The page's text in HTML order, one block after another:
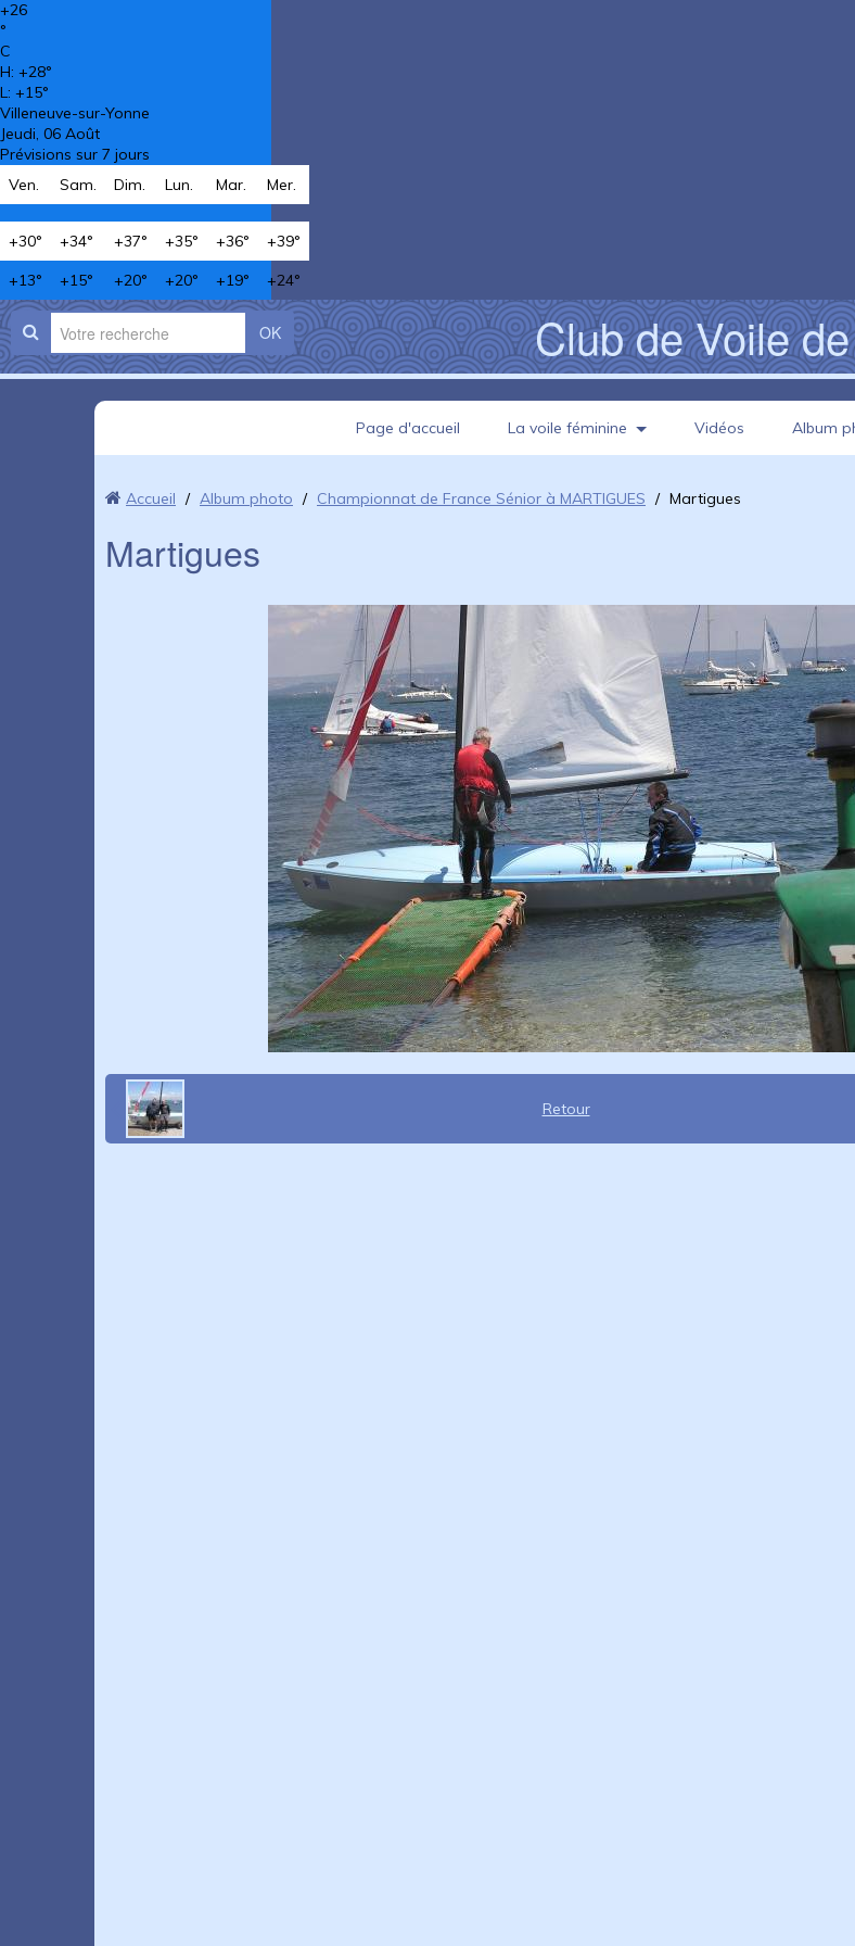
+26
°
C
H: +28°
L: +15°
Villeneuve-sur-Yonne
Jeudi, 06 Août
Prévisions sur 7 jours
Ven.
Sam. Dim. Lun. Mar. Mer.
+30° +34° +37° +35° +36° +39°
+13° +15° +20° +20° +19° +24°
OK Club de Voile
Page d'accueil La voile féminine Vidéos Album
Accueil / Album photo / Championnat de France Sénior à MARTIGUES / Martigues
Martigues
Retour